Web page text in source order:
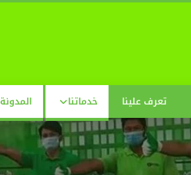
تعرف علينا خدماتنا المدونة